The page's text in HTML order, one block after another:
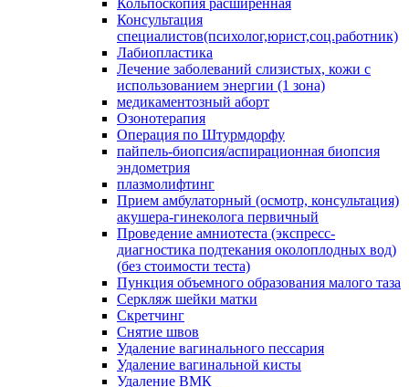
Кольпоскопия расширенная
Консультация
специалистов(психолог,юрист,соц.работник)
Лабиопластика
Лечение заболеваний слизистых, кожи с
использованием энергии (1 зона)
медикаментозный аборт
Озонотерапия
Операция по Штурмдорфу
пайпель-биопсия/аспирационная биопсия
эндометрия
плазмолифтинг
Прием амбулаторный (осмотр, консультация)
акушера-гинеколога первичный
Проведение амниотеста (экспресс-
диагностика подтекания околоплодных вод)
(без стоимости теста)
Пункция объемного образования малого таза
Серкляж шейки матки
Скретчинг
Снятие швов
Удаление вагинального пессария
Удаление вагинальной кисты
Удаление ВМК